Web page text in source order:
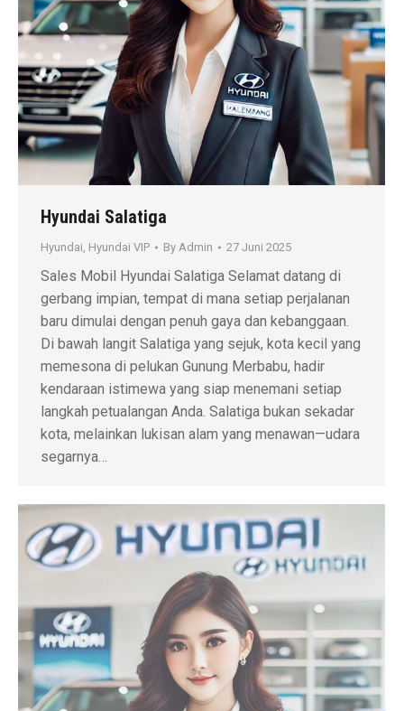
Hyundai Salatiga
Hyundai, Hyundai VIP By Admin 27 Juni 2025
Sales Mobil Hyundai Salatiga Selamat datang di
gerbang impian, tempat di mana setiap perjalanan
baru dimulai dengan penuh gaya dan kebanggaan.
Di bawah langit Salatiga yang sejuk, kota kecil yang
memesona di pelukan Gunung Merbabu, hadir
kendaraan istimewa yang siap menemani setiap
langkah petualangan Anda. Salatiga bukan sekadar
kota, melainkan lukisan alam yang menawan—udara
segarnya…